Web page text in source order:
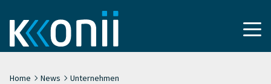
Home News Unternehmen